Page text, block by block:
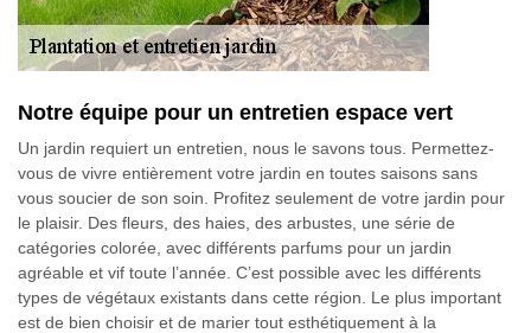
Notre équipe pour un entretien espace vert
Un jardin requiert un entretien, nous le savons tous. Permettez-
vous de vivre entièrement votre jardin en toutes saisons sans
vous soucier de son soin. Profitez seulement de votre jardin pour
le plaisir. Des fleurs, des haies, des arbustes, une série de
catégories colorée, avec différents parfums pour un jardin
agréable et vif toute l’année. C’est possible avec les différents
types de végétaux existants dans cette région. Le plus important
est de bien choisir et de marier tout esthétiquement à la